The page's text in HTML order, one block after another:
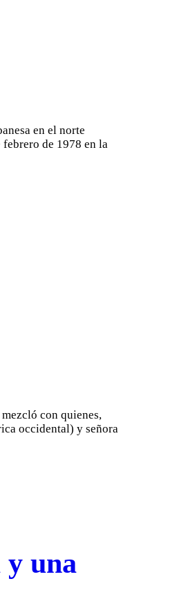
en el norte
de 1978 en la
con quienes,
occidental) y señora
una